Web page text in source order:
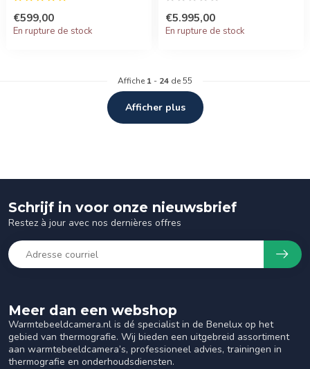
€599,00
En rupture de stock
€5.995,00
En rupture de stock
Affiche 1 - 24 de 55
Afficher plus
Meer dan een webshop
Warmtebeeldcamera.nl is dé specialist in de Benelux op het
gebied van thermografie. Wij bieden een uitgebreid assortiment
aan warmtebeeldcamera’s, professioneel advies, trainingen in
thermografie en onderhoudsdiensten.
Schrijf in voor onze nieuwsbrief
Restez à jour avec nos dernières offres